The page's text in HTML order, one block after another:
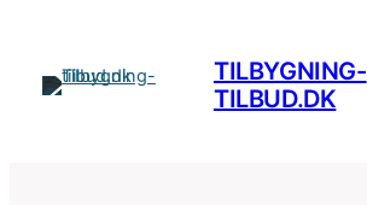
indhold
TILBYGNING-
TILBUD.DK